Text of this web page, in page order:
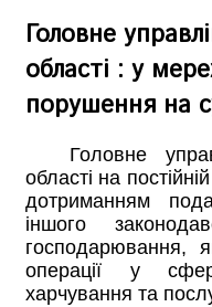
Головне
області : у
порушення на
Головне
області на
дотриманням
іншого
господарювання,
операції у
харчування та